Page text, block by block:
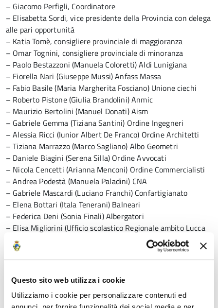
Questo sito web utilizza i cookie
Utilizziamo i cookie per personalizzare contenuti ed
– Giacomo Perfigli, Coordinatore
– Elisabetta Sordi, vice presidente della Provincia con delega
alle pari opportunità
– Katia Tomè, consigliere provinciale di maggioranza
– Omar Tognini, consigliere provinciale di minoranza
– Paolo Bestazzoni (Manuela Coloretti) Aldi Lunigiana
– Fiorella Nari (Giuseppe Mussi) Anfass Massa
– Fabio Basile (Maria Margherita Fosciano) Unione ciechi
– Roberto Pistone (Giulia Brandolini) Anmic
– Maurizio Bertolini (Manuel Donati) Aism
– Gabriele Gemma (Tiziana Santini) Ordine Ingegneri
– Alessia Ricci (Iunior Albert De Franco) Ordine Architetti
– Tiziana Marrazzo (Marco Sagliano) Albo Geometri
– Daniele Biagini (Serena Silla) Ordine Avvocati
– Nicola Cencetti (Arianna Menconi) Ordine Commercialisti
– Andrea Podestà (Manuela Paladini) CNA
– Gabriele Mascardi (Luciano Franchi) Confartigianato
– Elena Bottari (Itala Tenerani) Balneari
– Federica Deni (Sonia Finali) Albergatori
– Elisa Migliorini (Ufficio scolastico Regionale ambito Lucca
Massa e Carrara)
– Angiolo Batignani (Lucia Zanza) ASD Aphap Massa
– Daniela Secchiari (Maria Ellis Zioli) Anmil Patronato
– Paolo Bruschi (Mirco Moscatelli) Anmil
– Luigi Ianuale (Patrizia Gallo) Dammi Voce Onlus
– Francesca Mazzi (Simonetta Marchini) Autismo Apuania